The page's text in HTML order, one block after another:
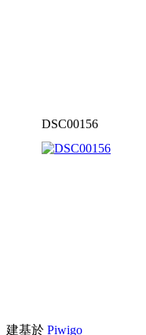
DSC00156
建基於 Piwigo